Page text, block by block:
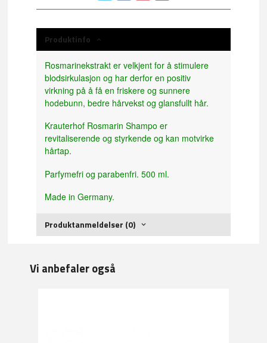
Produktinfo
Rosmarinekstrakt er velkjent for å stimulere
blodsirkulasjon og har derfor en positiv
virkning på å få en friskere og sunnere
hodebunn, bedre hårvekst og glansfullt hår.
Krauterhof Rosmarin Shampo er
revitaliserende og styrkende og kan motvirke
hårtap.
Parfymefri og parabenfri. 500 ml.
Made in Germany.
Produktanmeldelser (0)
Vi anbefaler også